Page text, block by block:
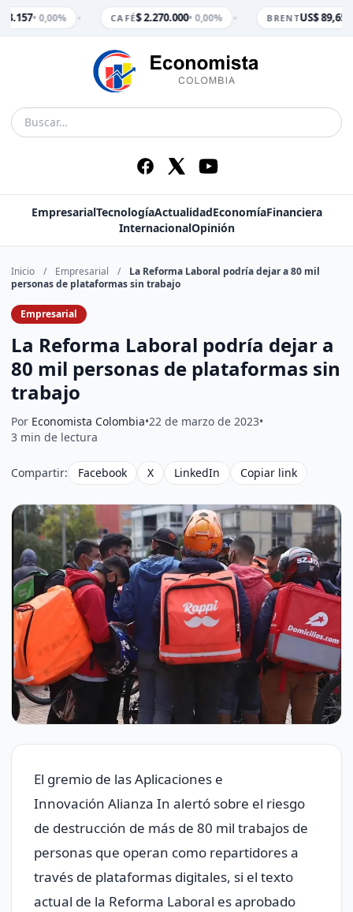
3.157• 0,00% CAFÉ$ 2.270.000• 0,00% BRENTUS$ 89,65•
EmpresarialTecnologíaActualidadEconomíaFinanciera
InternacionalOpinión
Inicio / Empresarial /
La Reforma Laboral podría dejar a 80 mil
personas de plataformas sin trabajo
Empresarial
La Reforma Laboral podría dejar a
80 mil personas de plataformas sin
trabajo
Por Economista Colombia•22 de marzo de 2023•
3 min de lectura
Compartir: Facebook X LinkedIn Copiar link
El gremio de las Aplicaciones e
Innovación Alianza In alertó sobre el riesgo
de destrucción de más de 80 mil trabajos de
personas que operan como repartidores a
través de plataformas digitales, si el texto
actual de la Reforma Laboral es aprobado